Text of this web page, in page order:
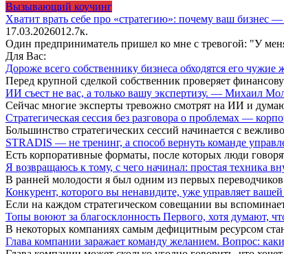
Вызывающий коучинг
Хватит врать себе про «стратегию»: почему ваш
17.03.2026012.7к.
Один предприниматель пришел ко мне с тревогой: "У
Для Вас:
Дороже всего собственнику бизнеса обходятся его
Перед крупной сделкой собственник проверяет
ИИ съест не вас, а только вашу экспертизу. — Михаил
Сейчас многие эксперты тревожно смотрят на ИИ и
Стратегическая сессия без разговора о проблемах —
Большинство стратегических сессий начинается с
STRADIS — не тренинг, а способ вернуть команде
Есть корпоративные форматы, после которых люди
Я возвращаюсь к тому, с чего начинал: простая техника
В ранней молодости я был одним из первых переводчиков
Конкурент, которого вы ненавидите, уже управляет
Если на каждом стратегическом совещании вы
Топы воюют за благосклонность Первого, хотя думают,
В некоторых компаниях самым дефицитным ресурсом
Глава компании заражает команду желанием. Вопрос: